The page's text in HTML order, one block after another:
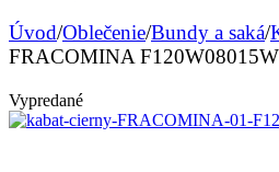
Úvod/Oblečenie/Bundy a saká/
FRACOMINA
Vypredané